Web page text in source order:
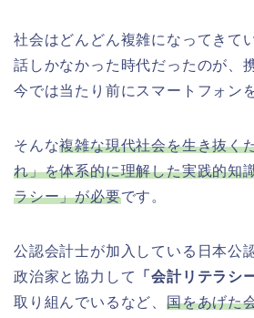
社会はどんどん複雑になってきて
話しかなかった時代だったのが、
今では当たり前にスマートフォン
そんな複雑な現代社会を生き抜く
れ」を体系的に理解した実践的知
ラシー」が必要です。
公認会計士が加入している日本公
政治家と協力して
「会計リテラシ
取り組んでいるなど、 国をあげた